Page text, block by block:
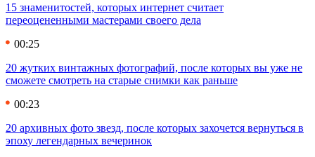
15 знаменитостей, которых интернет считает
переоцененными мастерами своего дела
00:25
20 жутких винтажных фотографий, после которых вы уже не
сможете смотреть на старые снимки как раньше
00:23
20 архивных фото звезд, после которых захочется вернуться в
эпоху легендарных вечеринок